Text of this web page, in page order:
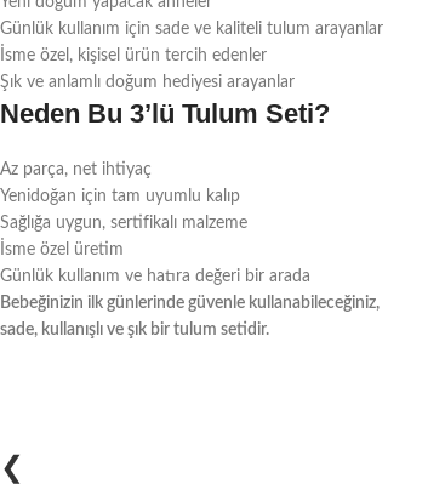
Günlük kullanım için sade ve kaliteli tulum arayanlar
İsme özel, kişisel ürün tercih edenler
Şık ve anlamlı doğum hediyesi arayanlar
Neden Bu 3’lü Tulum Seti?
Az parça, net ihtiyaç
Yenidoğan için tam uyumlu kalıp
Sağlığa uygun, sertifikalı malzeme
İsme özel üretim
Günlük kullanım ve hatıra değeri bir arada
Bebeğinizin ilk günlerinde güvenle kullanabileceğiniz,
sade, kullanışlı ve şık bir tulum setidir.
❮